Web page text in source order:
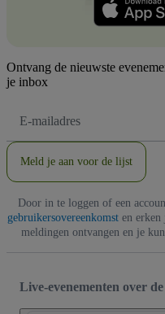
Ontvang de nieuwste
je inbox
mailadres
Meld je aan voor de lijst
Door in te loggen of een
gebruikersovereenkomsten erken
meldingen ontvangen en je
Live-evenementen over